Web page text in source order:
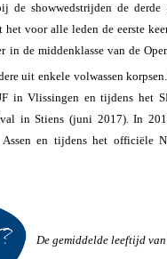
de showwedstrijden de
het voor alle leden de eerste
in de middenklasse van de
uit enkele volwassen
in Vlissingen en tijdens het
in Stiens (juni 2017). In
en tijdens het officiële
De gemiddelde leeftijd